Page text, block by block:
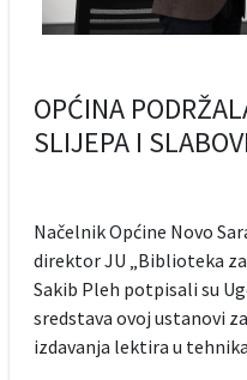
OPĆINA
SLIJEPA I
Načelnik Općine Novo
direktor JU „Biblioteka
Sakib Pleh potpisali su
sredstava ovoj ustanovi
izdavanja lektira u